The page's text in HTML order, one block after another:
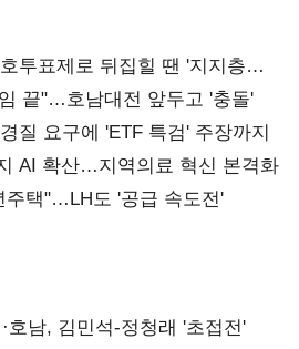
투표제로 뒤집힐 땐 '지지층
끝"…호남대전 앞두고 '충돌'
질 요구에 'ETF 특검' 주장까지
AI 확산…지역의료 혁신 본격화
주택"…LH도 '공급 속도전'
남, 김민석-정청래 '초접전'